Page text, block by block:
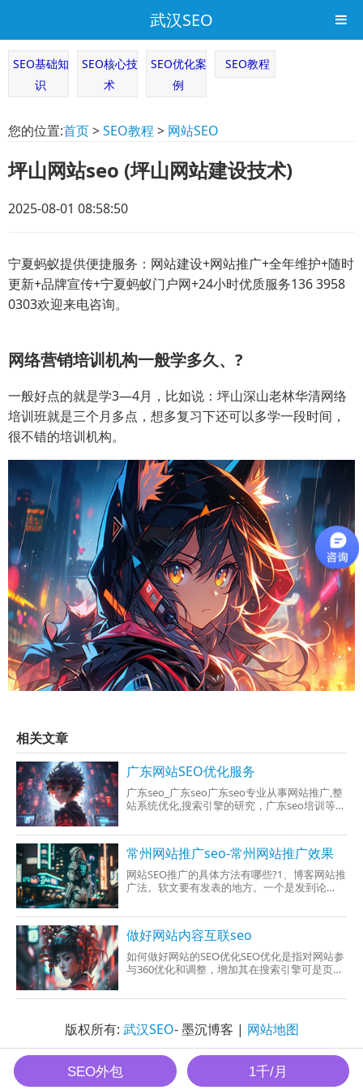
武汉SEO
SEO基础知
识
SEO核心技
术
SEO优化案
例
SEO教程
您的位置:首页>SEO教程 > 网站SEO
坪山网站seo (坪山网站建设技术)
2025-08-01 08:58:50
宁夏蚂蚁提供便捷服务：网站建设+网站推广+全年维护+随时
更新+品牌宣传+宁夏蚂蚁门户网+24小时优质服务136 3958
0303欢迎来电咨询。
网络营销培训机构一般学多久、?
一般好点的就是学3—4月，比如说：坪山深山老林华清网络
培训班就是三个月多点，想多复习下还可以多学一段时间，
很不错的培训机构。
相关文章
广东网站SEO优化服务
广东seo_广东seo广东seo专业从事网站推广,整
站系统优化,搜索引擎的研究，广东seo培训等项
常州网站推广seo-常州网站推广效果
网站SEO推广的具体方法有哪些?1、博客网站推
广法。软文要有发表的地方。一个是发到论
有个好
做好网站内容互联seo
如何做好网站的SEO优化SEO优化是指对网站参
与360优化和调整，增加其在搜索引擎可是页面
版权所有: 武汉SEO- 墨沉博客 | 网站地图
墨沉SEO All Rights Reserved.
SEO外包 1千/月